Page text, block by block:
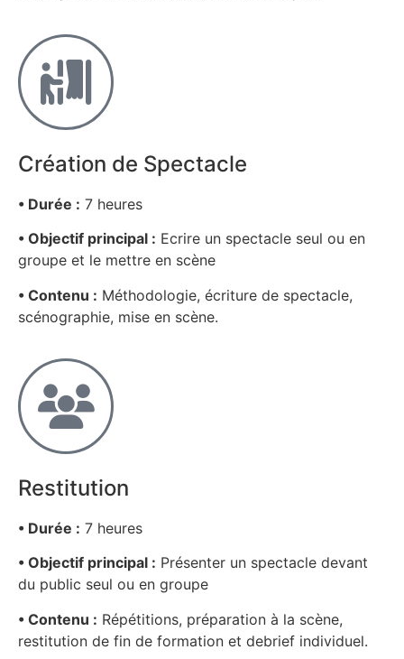
Création de Spectacle
• Durée : 7 heures
• Objectif principal : Ecrire un spectacle seul ou en
groupe et le mettre en scène
• Contenu : Méthodologie, écriture de spectacle,
scénographie, mise en scène.
Restitution
• Durée : 7 heures
• Objectif principal : Présenter un spectacle devant
du public seul ou en groupe
• Contenu : Répétitions, préparation à la scène,
restitution de fin de formation et debrief individuel.